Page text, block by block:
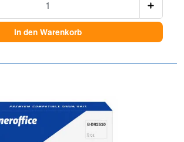
In den Warenkorb